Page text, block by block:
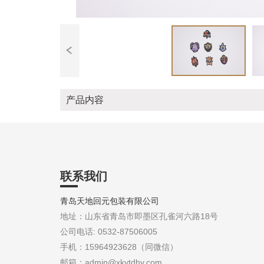
产品内容
联系我们
青岛天地回元包装有限公司
地址：山东省青岛市即墨区孔雀河六路18号
公司电话: 0532-87506005
手机：15964923628（同微信）
邮箱：admin@xkytdhy.com